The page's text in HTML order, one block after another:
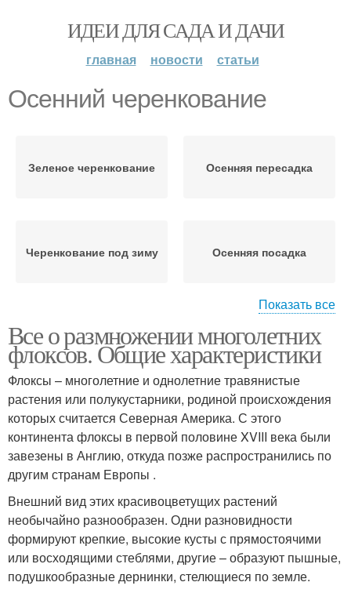
ИДЕИ ДЛЯ САДА И ДАЧИ
главная новости статьи
Осенний черенкование
Зеленое черенкование Осенняя пересадка
Черенкование под зиму Осенняя посадка
Лоза для черенкования Летний черенкование
Показать все
Все о размножении многолетних
флоксов. Общие характеристики
Флоксы – многолетние и однолетние травянистые
растения или полукустарники, родиной происхождения
которых считается Северная Америка. С этого
континента флоксы в первой половине XVIII века были
завезены в Англию, откуда позже распространились по
другим странам Европы .
Внешний вид этих красивоцветущих растений
необычайно разнообразен. Одни разновидности
формируют крепкие, высокие кусты с прямостоячими
или восходящими стеблями, другие – образуют пышные,
подушкообразные дернинки, стелющиеся по земле.